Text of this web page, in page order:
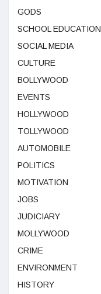
GODS
SCHOOL EDUCATION
SOCIAL MEDIA
CULTURE
BOLLYWOOD
EVENTS
HOLLYWOOD
TOLLYWOOD
AUTOMOBILE
POLITICS
MOTIVATION
JOBS
JUDICIARY
MOLLYWOOD
CRIME
ENVIRONMENT
HISTORY